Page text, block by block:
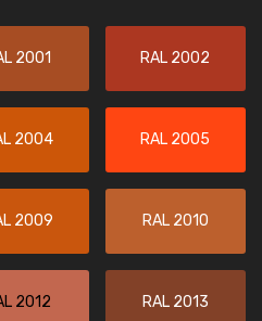
2001 RAL 2002
2004 RAL 2005
2009 RAL 2010
2012 RAL 2013